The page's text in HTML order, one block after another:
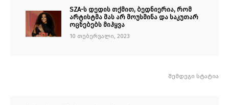
SZA-ს დედის თქმით, ბედნიერია, რომ
არტისტმა მას არ მოუსმინა და საკუთარ
ოცნებებს მიჰყვა
10 თებერვალი, 2023
შემდეგი სტატია